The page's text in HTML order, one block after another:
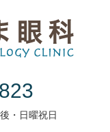
・日曜祝日